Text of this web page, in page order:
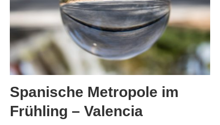
Spanische Metropole im
Frühling – Valencia